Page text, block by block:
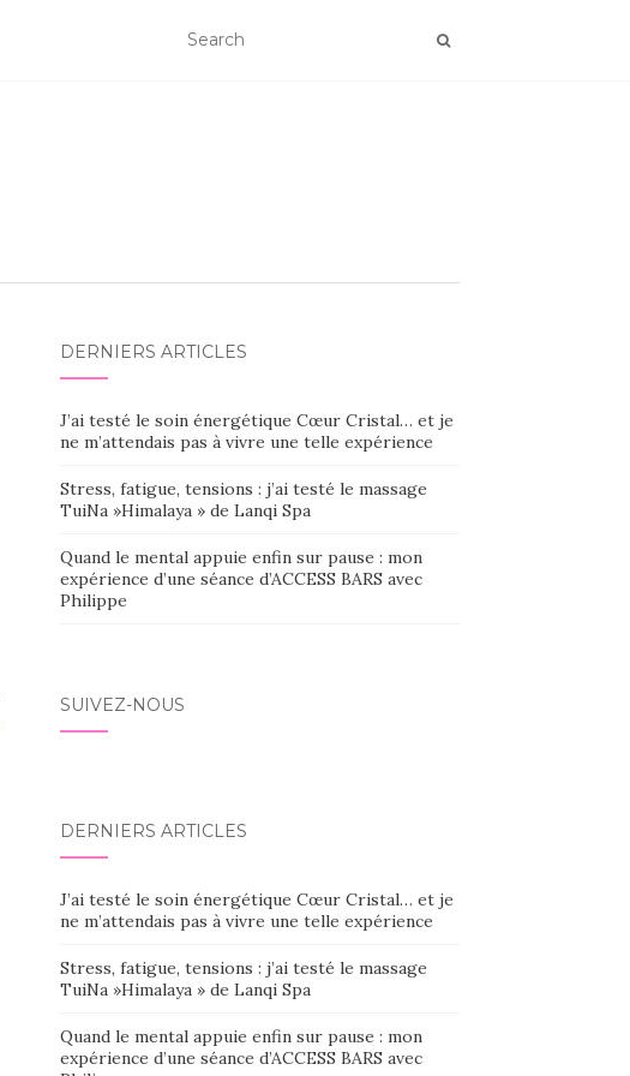
DERNIERS ARTICLES
J’ai testé le soin énergétique Cœur Cristal… et je
ne m’attendais pas à vivre une telle expérience
Stress, fatigue, tensions : j’ai testé le massage
TuiNa »Himalaya » de Lanqi Spa
Quand le mental appuie enfin sur pause : mon
expérience d’une séance d’ACCESS BARS avec
Philippe
SUIVEZ-NOUS
DERNIERS ARTICLES
J’ai testé le soin énergétique Cœur Cristal… et je
ne m’attendais pas à vivre une telle expérience
Stress, fatigue, tensions : j’ai testé le massage
TuiNa »Himalaya » de Lanqi Spa
Quand le mental appuie enfin sur pause : mon
expérience d’une séance d’ACCESS BARS avec